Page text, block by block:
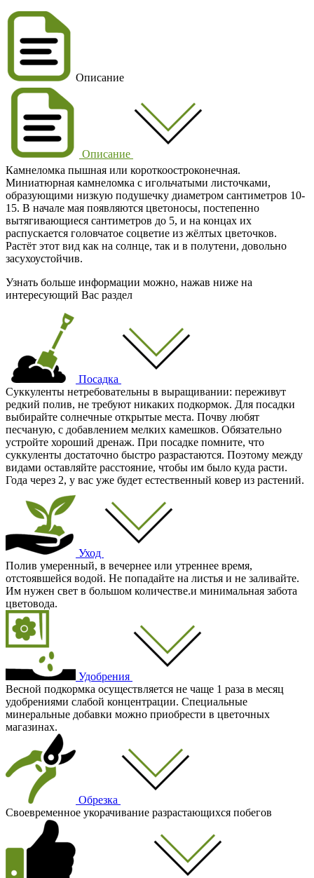
Описание
Описание
Камнеломка пышная или короткоостроконечная.
Миниатюрная камнеломка с игольчатыми листочками,
образующими низкую подушечку диаметром сантиметров 10-
15. В начале мая появляются цветоносы, постепенно
вытягивающиеся сантиметров до 5, и на концах их
распускается головчатое соцветие из жёлтых цветочков.
Растёт этот вид как на солнце, так и в полутени, довольно
засухоустойчив.
Узнать больше информации можно, нажав ниже на
интересующий Вас раздел
Посадка
Суккуленты нетребовательны в выращивании: переживут
редкий полив, не требуют никаких подкормок. Для посадки
выбирайте солнечные открытые места. Почву любят
песчаную, с добавлением мелких камешков. Обязательно
устройте хороший дренаж. При посадке помните, что
суккуленты достаточно быстро разрастаются. Поэтому между
видами оставляйте расстояние, чтобы им было куда расти.
Года через 2, у вас уже будет естественный ковер из растений.
Уход
Полив умеренный, в вечернее или утреннее время,
отстоявшейся водой. Не попадайте на листья и не заливайте.
Им нужен свет в большом количестве.и минимальная забота
цветовода.
Удобрения
Весной подкормка осуществляется не чаще 1 раза в месяц
удобрениями слабой концентрации. Специальные
минеральные добавки можно приобрести в цветочных
магазинах.
Обрезка
Своевременное укорачивание разрастающихся побегов